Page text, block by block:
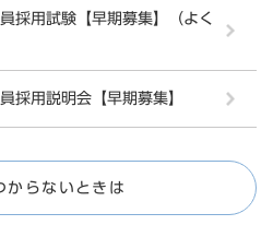
採用試験【早期募集】（よく
用説明会【早期募集】
からないときは